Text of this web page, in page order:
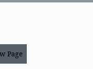
Page